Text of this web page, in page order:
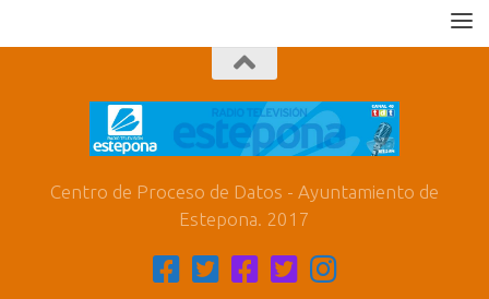
Centro de Proceso de Datos - Ayuntamiento de
Estepona. 2017